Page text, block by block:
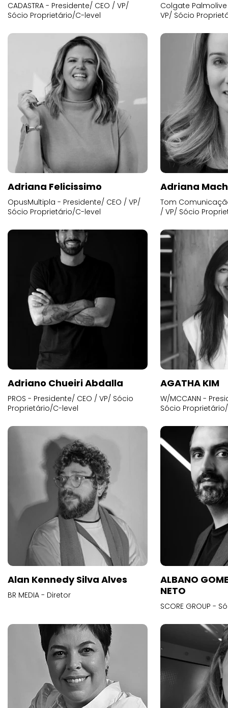
CADASTRA - Presidente/ CEO / VP/
Sócio Proprietário/C-level
Colgate
VP/ Sócio
Adriana Felicissimo
OpusMultipla - Presidente/ CEO / VP/
Sócio Proprietário/C-level
Adriana
Tom
/ VP/ Sócio
Adriano Chueiri Abdalla
PROS - Presidente/ CEO / VP/ Sócio
Proprietário/C-level
AGATHA KIM
W/MCCANN -
Sócio
Alan Kennedy Silva Alves
BR MEDIA - Diretor
ALBANO
NETO
SCORE GROUP -